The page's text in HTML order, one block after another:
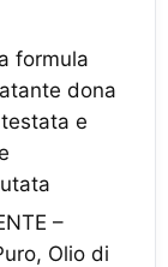
formula
dona
e
–
Olio di